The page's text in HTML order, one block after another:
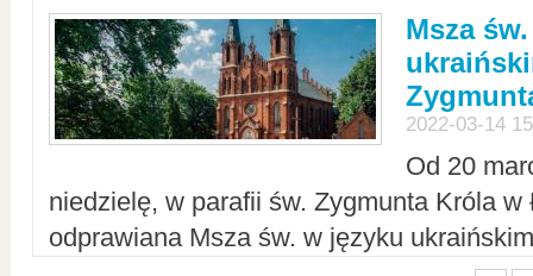
Msza
2022-03-14
Od 20
niedzielę, w parafii św. Zygmunta Króla w
odprawiana Msza św. w języku